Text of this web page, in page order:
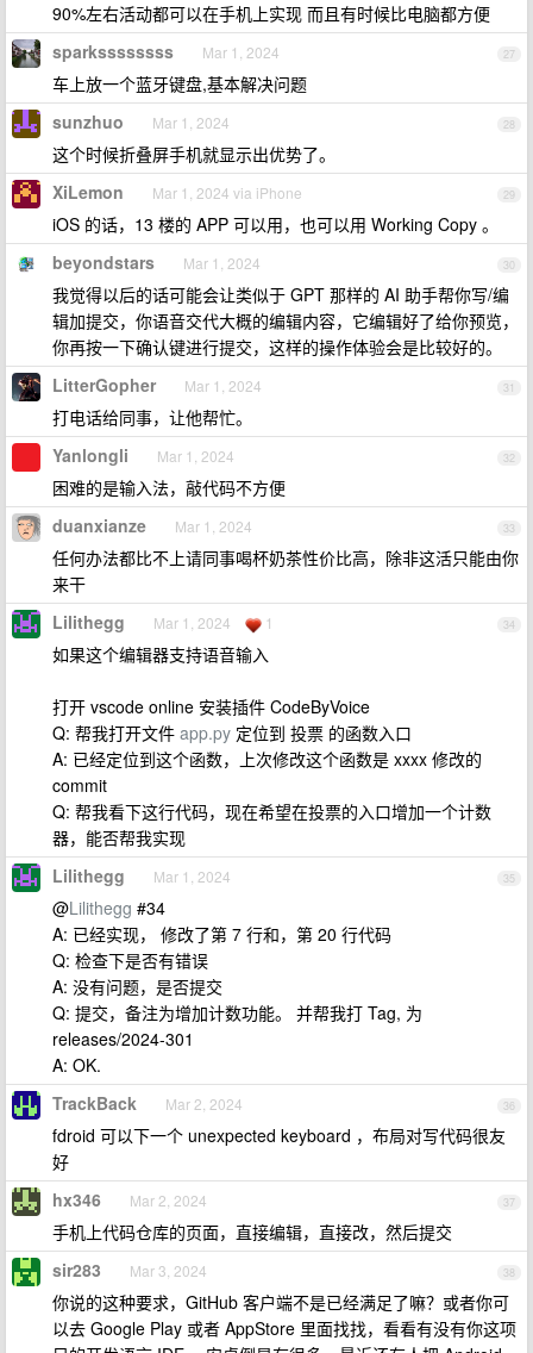
90%左右活动都可以在手机上实现 而且有时候比电脑都方便
27
sparkssssssss Mar 1, 2024
车上放一个蓝牙键盘,基本解决问题
28
sunzhuo Mar 1, 2024
这个时候折叠屏手机就显示出优势了。
29
XiLemon Mar 1, 2024 via iPhone
iOS 的话，13 楼的 APP 可以用，也可以用 Working Copy 。
30
beyondstars Mar 1, 2024
我觉得以后的话可能会让类似于 GPT 那样的 AI 助手帮你写/编
辑加提交，你语音交代大概的编辑内容，它编辑好了给你预览，
你再按一下确认键进行提交，这样的操作体验会是比较好的。
31
LitterGopher Mar 1, 2024
打电话给同事，让他帮忙。
32
Yanlongli Mar 1, 2024
困难的是输入法，敲代码不方便
33
duanxianze Mar 1, 2024
任何办法都比不上请同事喝杯奶茶性价比高，除非这活只能由你
来干
34
Lilithegg Mar 1, 2024 1
如果这个编辑器支持语音输入
打开 vscode online 安装插件 CodeByVoice
Q: 帮我打开文件 app.py 定位到 投票 的函数入口
A: 已经定位到这个函数，上次修改这个函数是 xxxx 修改的
commit
Q: 帮我看下这行代码，现在希望在投票的入口增加一个计数
器，能否帮我实现
35
Lilithegg Mar 1, 2024
@Lilithegg #34
A: 已经实现， 修改了第 7 行和，第 20 行代码
Q: 检查下是否有错误
A: 没有问题，是否提交
Q: 提交，备注为增加计数功能。 并帮我打 Tag, 为
releases/2024-301
A: OK.
36
TrackBack Mar 2, 2024
fdroid 可以下一个 unexpected keyboard ，布局对写代码很友
好
37
hx346 Mar 2, 2024
手机上代码仓库的页面，直接编辑，直接改，然后提交
38
sir283 Mar 3, 2024
你说的这种要求，GitHub 客户端不是已经满足了嘛？或者你可
以去 Google Play 或者 AppStore 里面找找，看看有没有你这项